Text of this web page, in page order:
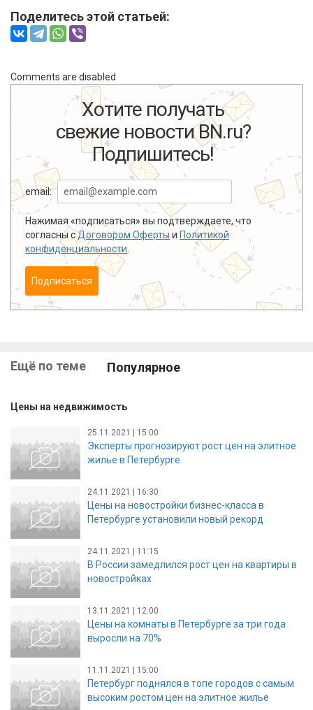
Поделитесь этой статьей:
Comments are disabled
Хотите получать
свежие новости BN.ru?
Подпишитесь!
email:
Нажимая «подписаться» вы подтверждаете, что
согласны сДоговором Оферты и Политикой
конфиденциальности
Подписаться
Ещё по теме Популярное
Цены на недвижимость
25.11.2021 | 15:00
Эксперты прогнозируют рост цен на элитное
жилье в Петербурге
24.11.2021 | 16:30
Цены на новостройки бизнес-класса в
Петербурге установили новый рекорд
24.11.2021 | 11:15
В России замедлился рост цен на квартиры в
новостройках
13.11.2021 | 12:00
Цены на комнаты в Петербурге за три года
выросли на 70%
11.11.2021 | 15:00
Петербург поднялся в топе городов с самым
высоким ростом цен на элитное жилье